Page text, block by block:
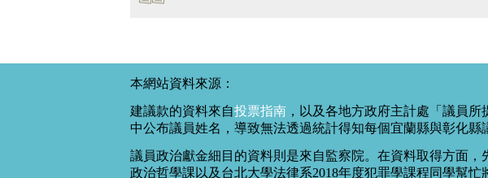
本網站資料來源：
建議款的資料來自投票指南 ，以及各地方政府主計處「議員
中公布議員姓名，導致無法透過統計得知每個宜蘭縣與彰化縣
議員政治獻金細目的資料則是來自監察院。在資料取得方面
政治哲學課以及台北大學法律系2018年度犯罪學課程同學幫忙